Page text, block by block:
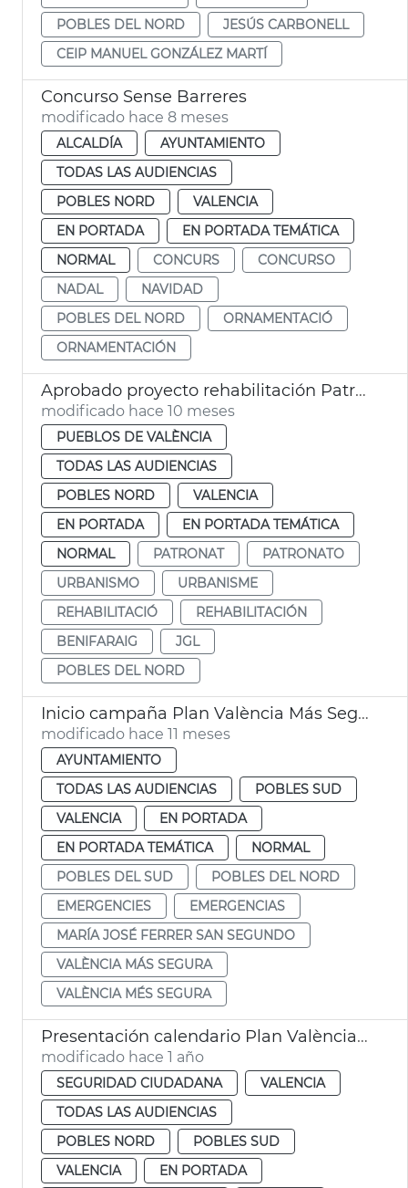
POBLES DEL NORD
JESÚS CARBONELL
CEIP MANUEL GONZÁLEZ MARTÍ
Concurso Sense Barreres
modificado hace 8 meses
ALCALDÍA
AYUNTAMIENTO
TODAS LAS AUDIENCIAS
POBLES NORD
VALENCIA
EN PORTADA
EN PORTADA TEMÁTICA
NORMAL
CONCURS
CONCURSO
NADAL
NAVIDAD
POBLES DEL NORD
ORNAMENTACIÓ
ORNAMENTACIÓN
Aprobado proyecto rehabilitación Patronato Benifaraig
modificado hace 10 meses
PUEBLOS DE VALÈNCIA
TODAS LAS AUDIENCIAS
POBLES NORD
VALENCIA
EN PORTADA
EN PORTADA TEMÁTICA
NORMAL
PATRONAT
PATRONATO
URBANISMO
URBANISME
REHABILITACIÓ
REHABILITACIÓN
BENIFARAIG
JGL
POBLES DEL NORD
Inicio campaña Plan València Más Segura en pedanías
modificado hace 11 meses
AYUNTAMIENTO
TODAS LAS AUDIENCIAS
POBLES SUD
VALENCIA
EN PORTADA
EN PORTADA TEMÁTICA
NORMAL
POBLES DEL SUD
POBLES DEL NORD
EMERGENCIES
EMERGENCIAS
MARÍA JOSÉ FERRER SAN SEGUNDO
VALÈNCIA MÁS SEGURA
VALÈNCIA MÉS SEGURA
Presentación calendario Plan València Más Segura
modificado hace 1 año
SEGURIDAD CIUDADANA
VALENCIA
TODAS LAS AUDIENCIAS
POBLES NORD
POBLES SUD
VALENCIA
EN PORTADA